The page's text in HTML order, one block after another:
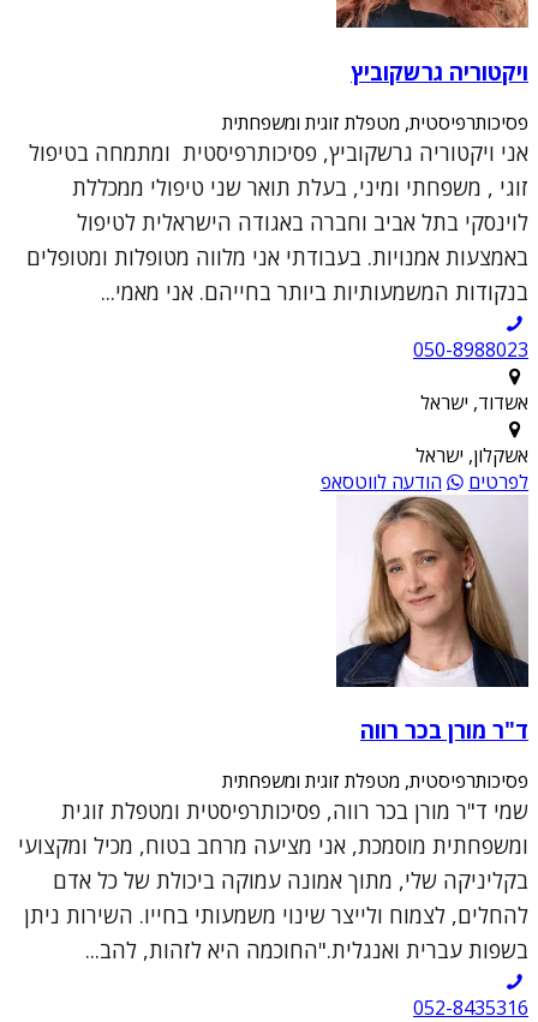
ויקטוריה גרשקוביץ
פסיכותרפיסטית, מטפלת זוגית ומשפחתית
אני ויקטוריה גרשקוביץ, פסיכותרפיסטית ומתמחה בטיפול
זוגי , משפחתי ומיני, בעלת תואר שני טיפולי ממכללת
לוינסקי בתל אביב וחברה באגודה הישראלית לטיפול
באמצעות אמנויות. בעבודתי אני מלווה מטופלות ומטופלים
בנקודות המשמעותיות ביותר בחייהם. אני מאמי...
050-8988023
אשדוד, ישראל
אשקלון, ישראל
לפרטים
הודעה לווטסאפ
ד"ר מורן בכר רווה
פסיכותרפיסטית, מטפלת זוגית ומשפחתית
שמי ד"ר מורן בכר רווה, פסיכותרפיסטית ומטפלת זוגית
ומשפחתית מוסמכת, אני מציעה מרחב בטוח, מכיל ומקצועי
בקליניקה שלי, מתוך אמונה עמוקה ביכולת של כל אדם
להחלים, לצמוח ולייצר שינוי משמעותי בחייו. השירות ניתן
בשפות עברית ואנגלית."החוכמה היא לזהות, להב...
052-8435316